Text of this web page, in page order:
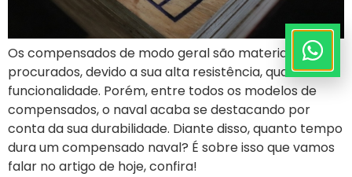
Os compensados de modo geral são materiais muito
procurados, devido a sua alta resistência, qualidade e
funcionalidade. Porém, entre todos os modelos de
compensados, o naval acaba se destacando por
conta da sua durabilidade. Diante disso, quanto tempo
dura um compensado naval? É sobre isso que vamos
falar no artigo de hoje, confira!